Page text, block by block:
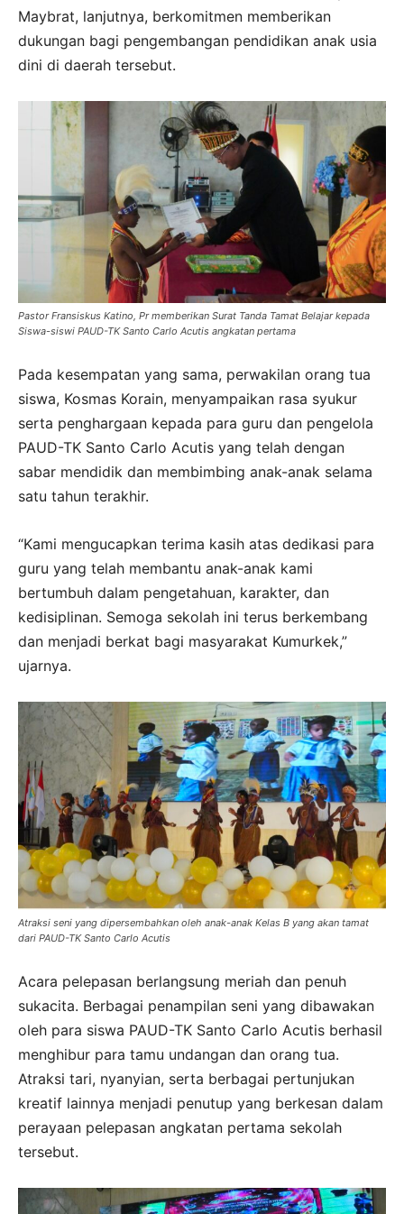
Maybrat, lanjutnya, berkomitmen memberikan
dukungan bagi pengembangan pendidikan anak usia
dini di daerah tersebut.
Pastor Fransiskus Katino, Pr memberikan Surat Tanda Tamat Belajar kepada
Siswa-siswi PAUD-TK Santo Carlo Acutis angkatan pertama
Pada kesempatan yang sama, perwakilan orang tua
siswa, Kosmas Korain, menyampaikan rasa syukur
serta penghargaan kepada para guru dan pengelola
PAUD-TK Santo Carlo Acutis yang telah dengan
sabar mendidik dan membimbing anak-anak selama
satu tahun terakhir.
“Kami mengucapkan terima kasih atas dedikasi para
guru yang telah membantu anak-anak kami
bertumbuh dalam pengetahuan, karakter, dan
kedisiplinan. Semoga sekolah ini terus berkembang
dan menjadi berkat bagi masyarakat Kumurkek,”
ujarnya.
Atraksi seni yang dipersembahkan oleh anak-anak Kelas B yang akan tamat
dari PAUD-TK Santo Carlo Acutis
Acara pelepasan berlangsung meriah dan penuh
sukacita. Berbagai penampilan seni yang dibawakan
oleh para siswa PAUD-TK Santo Carlo Acutis berhasil
menghibur para tamu undangan dan orang tua.
Atraksi tari, nyanyian, serta berbagai pertunjukan
kreatif lainnya menjadi penutup yang berkesan dalam
perayaan pelepasan angkatan pertama sekolah
tersebut.